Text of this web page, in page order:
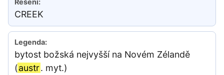
CREEK
bytost božská nejvyšší na Novém Zélandě
(austr. myt.)